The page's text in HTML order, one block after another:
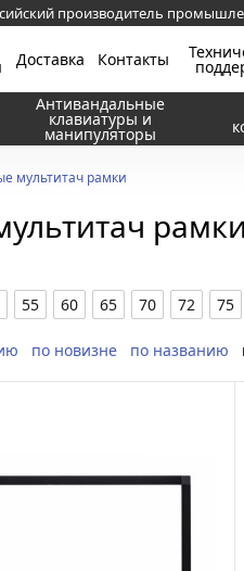
производитель
Доставка Контакты
Антивандальные
клавиатуры и
манипуляторы
мультитач рамки
рамки
55 60 65 70 72 75
по новизне по названию